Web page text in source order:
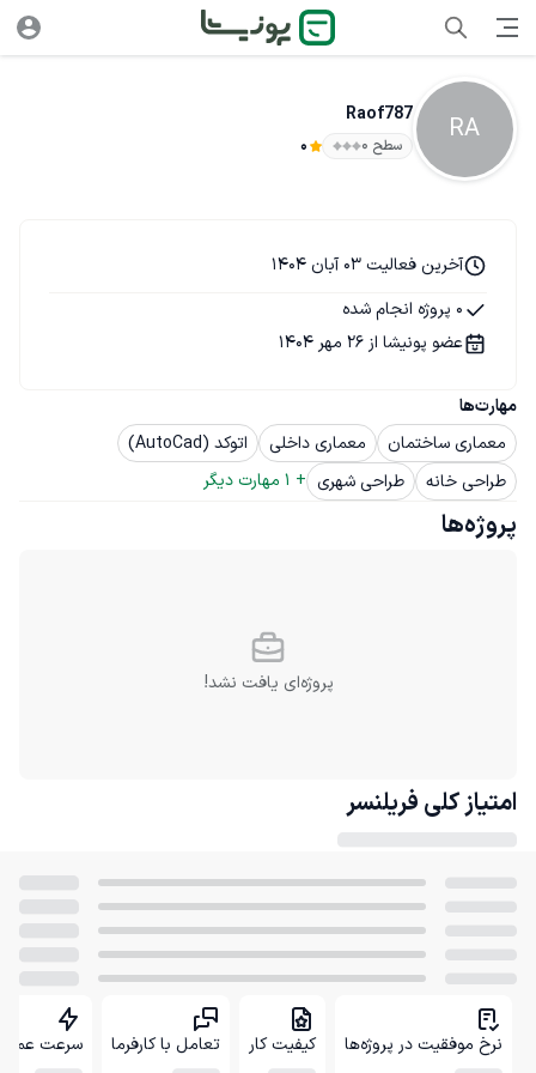
RA
Raof787
سطح ۰ 0
مهارت‌ها
معماری ساختمان
معماری داخلی
اتوکد (AutoCad)
طراحی خانه
طراحی شهری +
1 مهارت دیگر
آخرین فعالیت 03 آبان 1404
0 پروژه انجام شده
عضو پونیشا از 26 مهر 1404
پروژه‌ها
پروژه‌ای یافت نشد!
امتیاز کلی فریلنسر
نرخ موفقیت در پروژه‌ها کیفیت کار تعامل با کارفرما سرعت عمل